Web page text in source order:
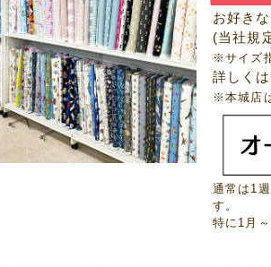
お好き
(当社規
※サイズ
詳しく
※本城店
通常は1
す。
特に1月